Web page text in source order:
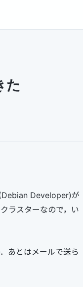
た
Developer)が
ラスターなので，い
あとはメールで送ら